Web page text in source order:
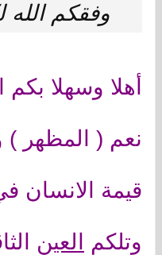
وفقكم الله
أهلا وسهلا بكم
نعم ( المظهر )
قيمة الانسان
وتلكم العين